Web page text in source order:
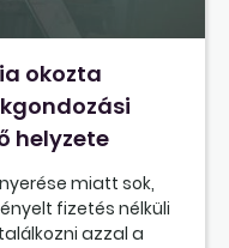
okozta
helyzete
miatt sok,
fizetés nélküli
azzal a